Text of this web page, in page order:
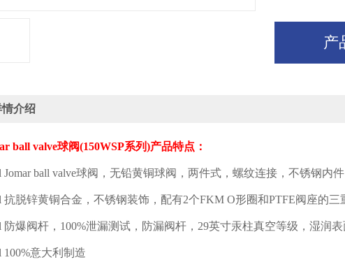
产
情介绍
ball valve球阀(150WSP系列)产品特点：
Jomar ball valve球阀，无铅黄铜球阀，两件式，螺纹连接，不锈钢内
抗脱锌黄铜合金，不锈钢装饰，配有2个FKM O形圈和PTFE阀座的三
防爆阀杆， 100%泄漏测试，防漏阀杆， 29英寸汞柱真空等级，湿润
100%意大利制造